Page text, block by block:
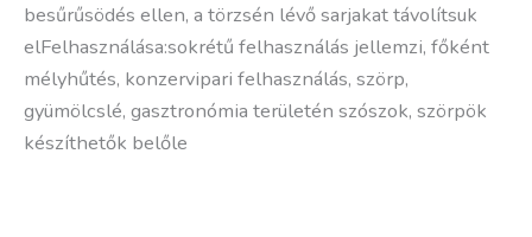
besűrűsödés ellen, a törzsén lévő sarjakat távolí­tsuk
elFelhasználása:sokrétű felhasználás jellemzi, főként
mélyhűtés, konzervipari felhasználás, szörp,
gyümölcslé, gasztronómia területén szószok, szörpök
készí­thetők belőle